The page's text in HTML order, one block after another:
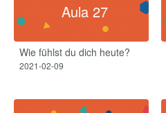
Aula 27
Wie fühlst du dich heute?​
2021-02-09